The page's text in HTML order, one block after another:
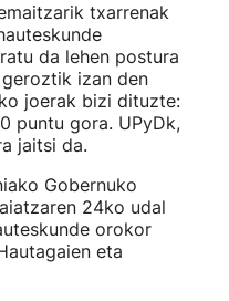
txarrenak
da lehen postura
izan den
joerak bizi dituzte:
puntu gora. UPyDk,
jaitsi da.
Gobernuko
24ko udal
orokor
eta